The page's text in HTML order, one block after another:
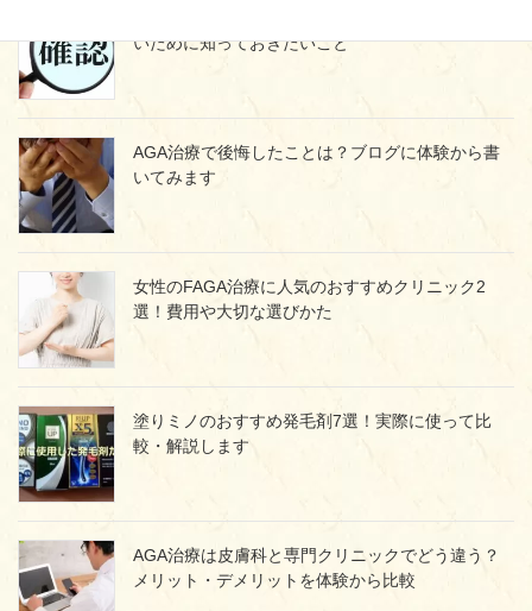
いために知っておきたいこと
AGA治療で後悔したことは？ブログに体験から書
いてみます
女性のFAGA治療に人気のおすすめクリニック2
選！費用や大切な選びかた
塗りミノのおすすめ発毛剤7選！実際に使って比
較・解説します
AGA治療は皮膚科と専門クリニックでどう違う？
メリット・デメリットを体験から比較